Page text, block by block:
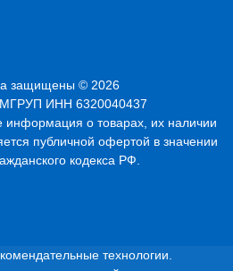
защищены © 2026
ИНН 6320040437
информация о товарах, их наличии
публичной офертой в значении
кодекса РФ.
технологии.